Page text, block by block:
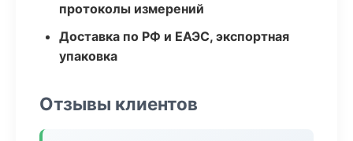
протоколы измерений
Доставка по РФ и ЕАЭС, экспортная
упаковка
Отзывы клиентов